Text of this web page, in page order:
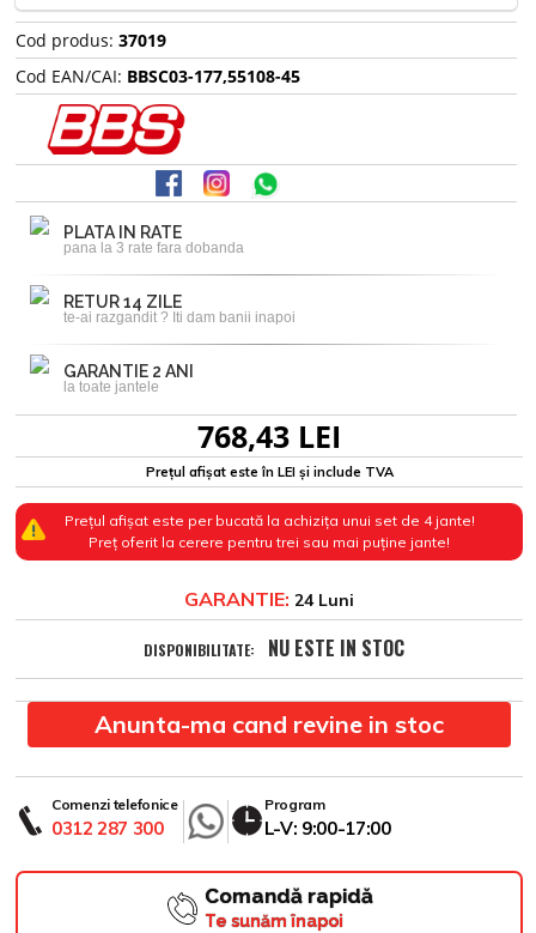
Cod produs: 37019
Cod EAN/CAI: BBSC03-177,55108-45
PLATA IN RATE
pana la 3 rate fara dobanda
RETUR 14 ZILE
te-ai razgandit ? Iti dam banii inapoi
GARANTIE 2 ANI
la toate jantele
768,43 LEI
Prețul afișat este în LEI și include TVA
Prețul afișat este per bucată la achizița unui set de 4 jante!
Preț oferit la cerere pentru trei sau mai puține jante!
GARANTIE: 24 Luni
DISPONIBILITATE: NU ESTE IN STOC
Anunta-ma cand revine in stoc
Comenzi telefonice
0312 287 300
Program
L-V: 9:00-17:00
Comandă rapidă
Te sunăm înapoi